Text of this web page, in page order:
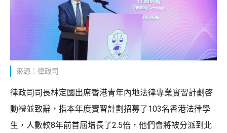
來源：律政司
律政司司長林定國出席香港青年內地法律專業實習計劃啓
動禮並致辭，指本年度實習計劃招募了103名香港法律學
生，人數較8年前首屆增長了2.5倍，他們會將被分派到北